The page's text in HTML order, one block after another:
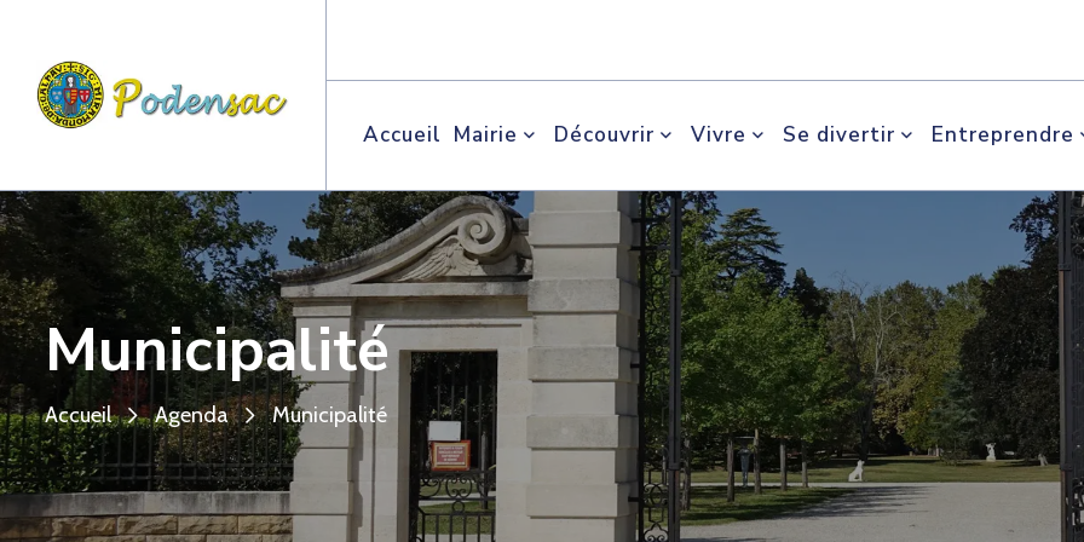
Accueil Mairie Découvrir Vivre Se divertir Entreprendre
Municipalité
Accueil Agenda Municipalité